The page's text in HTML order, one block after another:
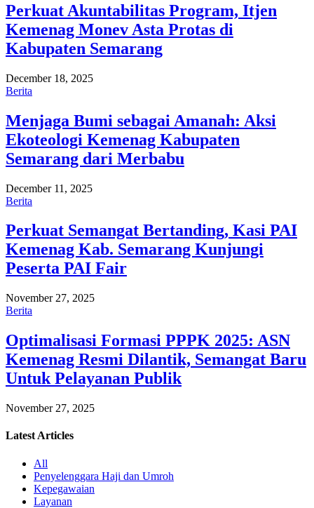
Perkuat Akuntabilitas Program, Itjen
Kemenag Monev Asta Protas di
Kabupaten Semarang
December 18, 2025
Berita
Menjaga Bumi sebagai Amanah: Aksi
Ekoteologi Kemenag Kabupaten
Semarang dari Merbabu
December 11, 2025
Berita
Perkuat Semangat Bertanding, Kasi PAI
Kemenag Kab. Semarang Kunjungi
Peserta PAI Fair
November 27, 2025
Berita
Optimalisasi Formasi PPPK 2025: ASN
Kemenag Resmi Dilantik, Semangat Baru
Untuk Pelayanan Publik
November 27, 2025
Latest Articles
All
Penyelenggara Haji dan Umroh
Kepegawaian
Layanan